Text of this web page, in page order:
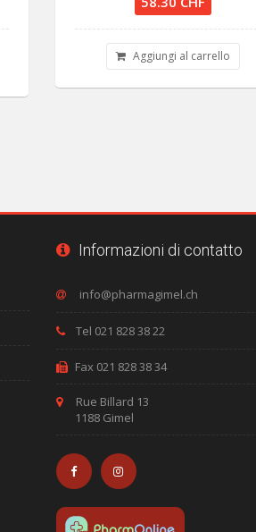
Aggiungi al carrello
Informazioni di contatto
Tel 021 828 38 22
Fax 021 828 38 34
Rue Billard 13
1188 Gimel